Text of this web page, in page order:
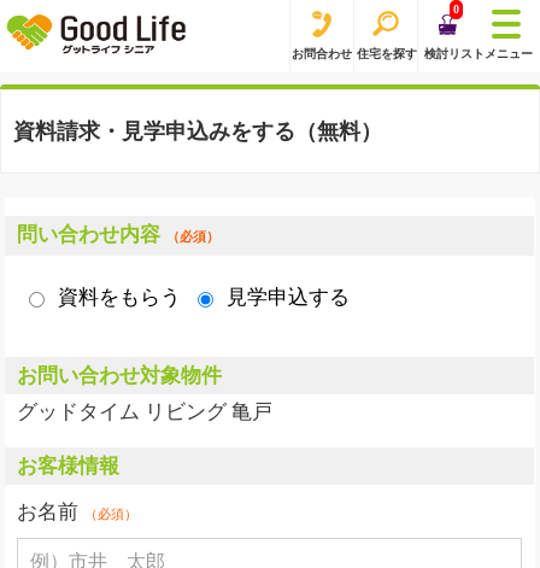
お問合わせ 住宅を探す
0
検討リスト メニュー
資料請求・見学申込みをする（無料）
問い合わせ内容 （必須）
資料をもらう 見学申込する
お問い合わせ対象物件
グッドタイム リビング 亀戸
お客様情報
お名前
（必須）